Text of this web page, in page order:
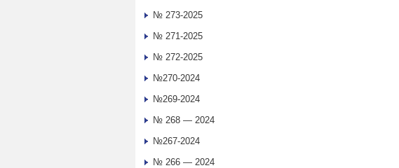
№ 273-2025
№ 271-2025
№ 272-2025
№270-2024
№269-2024
№ 268 — 2024
№267-2024
№ 266 — 2024